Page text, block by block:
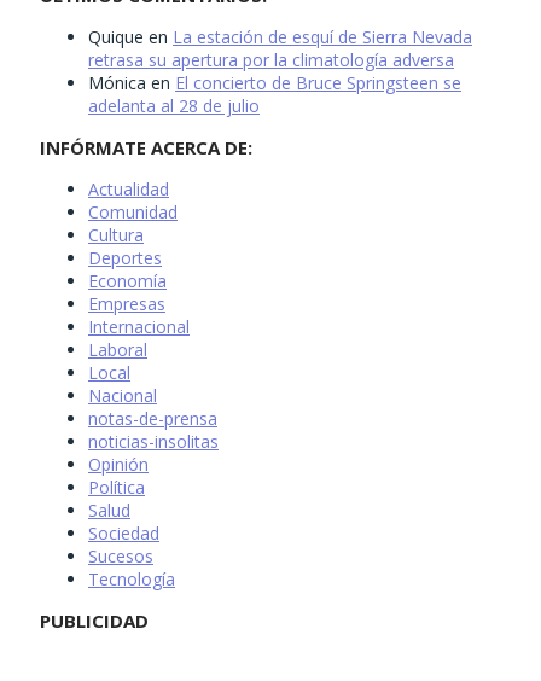
Quique en La estación de esquí de Sierra Nevada
retrasa su apertura por la climatología adversa
Mónica en El concierto de Bruce Springsteen se
adelanta al 28 de julio
INFÓRMATE ACERCA DE:
Actualidad
Comunidad
Cultura
Deportes
Economía
Empresas
Internacional
Laboral
Local
Nacional
notas-de-prensa
noticias-insolitas
Opinión
Política
Salud
Sociedad
Sucesos
Tecnología
PUBLICIDAD